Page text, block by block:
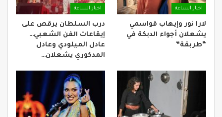
اخبار الساعة
لارا نور وإيهاب قواسمي
يشعلان أجواء الدبكة في
“طربقة”
اخبار الساعة
درب السلطان يرقص على
إيقاعات الفن الشعبي…
عادل الميلودي وعادل
المدكوري يشعلان…